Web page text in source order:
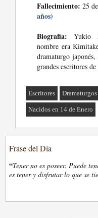
Fallecimiento: 25
años)
Biografia: Yukio
nombre era
dramaturgo
grandes escritores
Escritores Dramaturgos
Nacidos en 14 de Enero
Frase del Día
“Tener no es poseer. Puede
es tener y disfrutar lo que se